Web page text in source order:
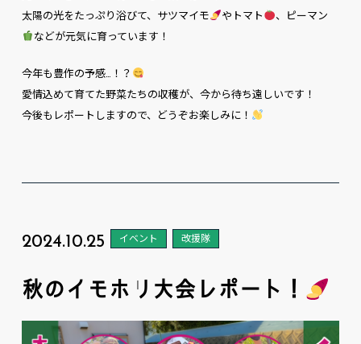
太陽の光をたっぷり浴びて、サツマイモ
やトマト
、ピーマン
などが元気に育っています！
今年も豊作の予感…！？
愛情込めて育てた野菜たちの収穫が、今から待ち遠しいです！
今後もレポートしますので、どうぞお楽しみに！
2024.10.25 イベント 改援隊
秋のイモホリ大会レポート！